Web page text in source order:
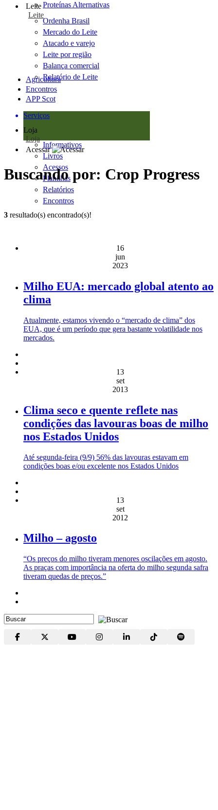
Proteínas Alternativas
Leite
Leite
Ordenha Brasil
Mercado do Leite
Atacado e varejo
Leite por região
Balança comercial
Relatório de Leite
Agricultura
Encontros
APP Scot
Serviços
Loja
Loja
Informativos
Livros
Acessos
Planilhas
Relatórios
Encontros
Acessar
Buscando por: Crop Progress
3 resultado(s) encontrado(s)!
16
jun
2023
Milho EUA: mercado global atento ao
clima
Atualmente, estamos vivendo o “mercado de clima” dos
EUA, que é um período que gera bastante volatilidade nos
mercados.
13
set
2013
Clima seco e quente reflete nas
condições das lavouras boas de milho
nos Estados Unidos
Até segunda-feira (9/9) 56% das lavouras estavam em
condições boas e/ou excelente nos Estados Unidos
13
set
2012
Milho – agosto
“Os preços do milho tiveram menores oscilações em agosto.
As praças com importância na oferta do milho segunda safra
tiveram quedas de preços.”